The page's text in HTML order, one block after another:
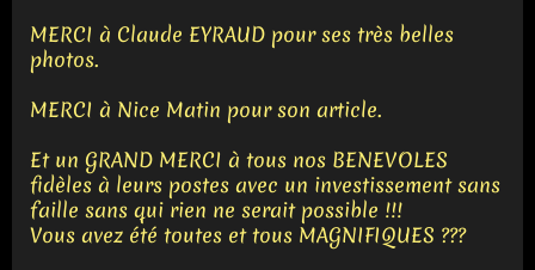
MERCI à Claude EYRAUD pour ses très belles
photos.
MERCI à Nice Matin pour son article.
Et un GRAND MERCI à tous nos BENEVOLES
fidèles à leurs postes avec un investissement sans
faille sans qui rien ne serait possible !!!
Vous avez été toutes et tous MAGNIFIQUES ???